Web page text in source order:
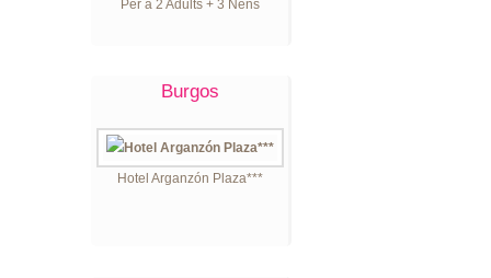
Per a 2 Adults + 3 Nens
Burgos
Hotel Arganzón Plaza***